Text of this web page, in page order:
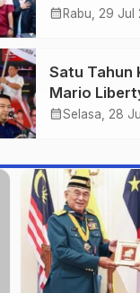
Kapolda
calendar_month Rabu, 29 Jul
Satu Tahun
Mario
Pimpin Catur
Kompetisi
Makin
calendar_monthSelasa, 28